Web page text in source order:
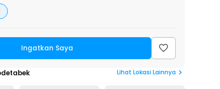
Ingatkan Saya
Lihat Lokasi Lainnya